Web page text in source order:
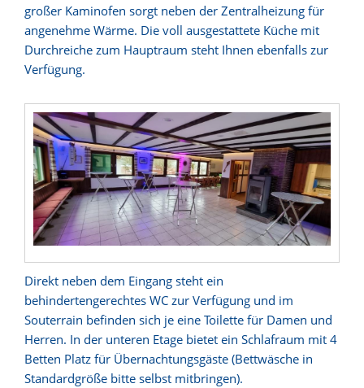
großer Kaminofen sorgt neben der Zentralheizung für
angenehme Wärme. Die voll ausgestattete Küche mit
Durchreiche zum Hauptraum steht Ihnen ebenfalls zur
Verfügung.
Direkt neben dem Eingang steht ein
behindertengerechtes WC zur Verfügung und im
Souterrain befinden sich je eine Toilette für Damen und
Herren. In der unteren Etage bietet ein Schlafraum mit 4
Betten Platz für Übernachtungsgäste (Bettwäsche in
Standardgröße bitte selbst mitbringen).